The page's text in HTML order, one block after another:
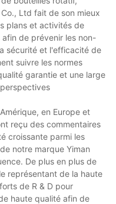
Ltd fait de son mieux
plans et activités de
de prévenir les non-
sécurité et l'efficacité de
suivre les normes
garantie et une large
en Europe et
reçu des commentaires
croissante parmi les
notre marque Yiman
De plus en plus de
représentant de la haute
de R & D pour
haute qualité afin de